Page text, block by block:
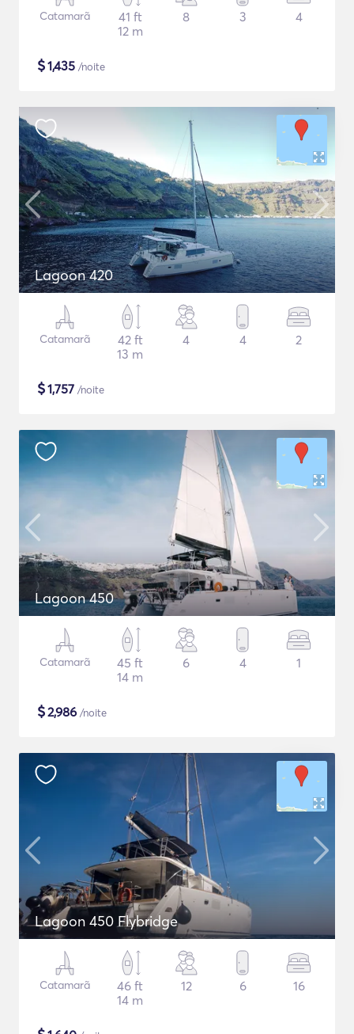
Catamarã
41 ft
12 m
8 3 4
$1,435 /noite
Lagoon 420
Catamarã
42 ft
13 m
4 4 2
$1,757 /noite
Lagoon 450
Catamarã
45 ft
14 m
6 4 1
$2,986 /noite
Lagoon 450 Flybridge
Catamarã
46 ft
14 m
12 6 16